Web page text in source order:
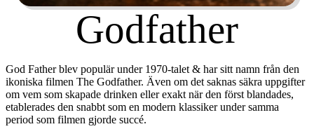
Godfather
God Father blev populär under 1970-talet & har sitt namn från den
ikoniska filmen The Godfather. Även om det saknas säkra uppgifter
om vem som skapade drinken eller exakt när den först blandades,
etablerades den snabbt som en modern klassiker under samma
period som filmen gjorde succé.